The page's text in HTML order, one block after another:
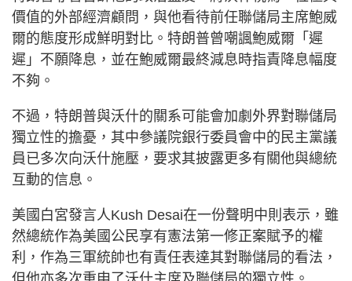
價值的外部經濟顧問，與他看待前任聯儲局主席鮑威
爾的態度形成鮮明對比。特朗普曾嘲諷鮑威爾「遲
遲」不願降息，並在鮑威爾最終減息時指責降息幅度
不夠。
不過，特朗普與沃什的關系可能會加劇外界對聯儲局
獨立性的擔憂，其中參議院銀行委員會中的民主黨議
員已多次向沃什施壓，要求其披露更多有關他與總統
互動的信息。
美國白宮發言人Kush Desai在一份聲明中則表示，雖
然總統作為美國公民享有憲法第一修正案賦予的權
利，作為三軍統帥也有責任表達其對聯儲局的看法，